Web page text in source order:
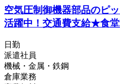
空気圧制御機器部品のピ
活躍中！交通費支給★食
日勤
派遣社員
機械・金属・鉄鋼
倉庫業務